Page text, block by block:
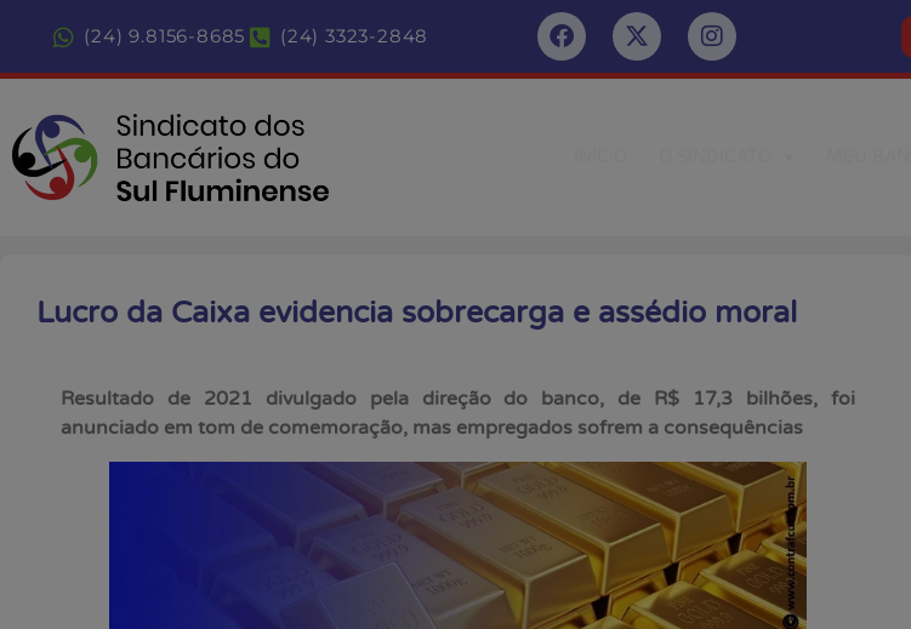
(24) 9.8156-8685 (24) 3323-2848
Lucro da Caixa evidencia sobrecarga e assédio moral
Resultado de 2021 divulgado pela direção do banco, de R$ 17,3 bilhões, foi
anunciado em tom de comemoração, mas empregados sofrem a consequências